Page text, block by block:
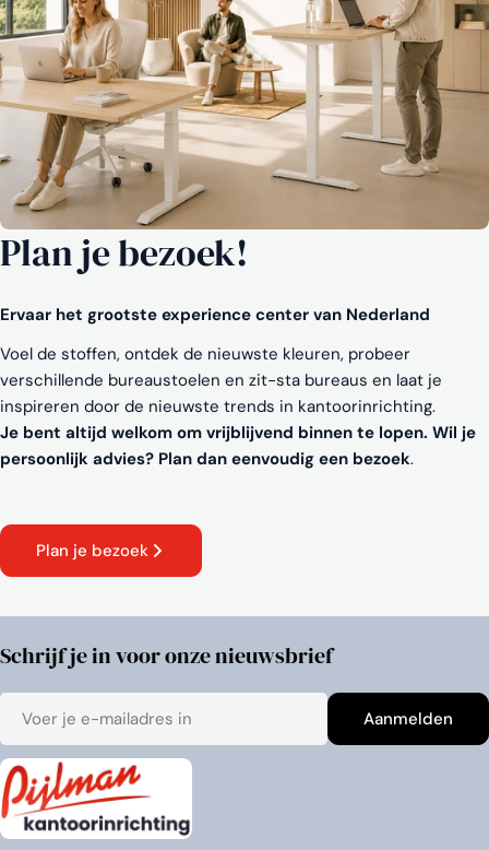
Plan je bezoek!
Ervaar het grootste experience center van Nederland
Voel de stoffen, ontdek de nieuwste kleuren, probeer
verschillende bureaustoelen en zit-sta bureaus en laat je
inspireren door de nieuwste trends in kantoorinrichting.
Je bent altijd welkom om vrijblijvend binnen te lopen. Wil je
persoonlijk advies? Plan dan eenvoudig een bezoek.
Plan je bezoek
Schrijf je in voor onze nieuwsbrief
mail
Aanmelden